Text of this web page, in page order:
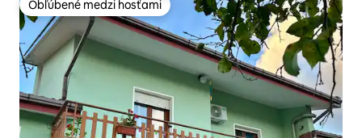
Obľúbené medzi hosťami
Obľúbené medzi hosťami